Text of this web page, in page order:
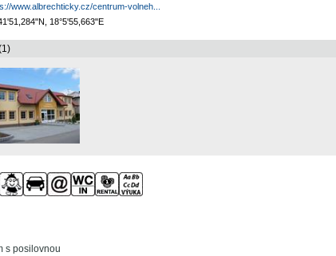
www.albrechticky.cz/centrum-volneh...
18°5'55,663"E
s posilovnou